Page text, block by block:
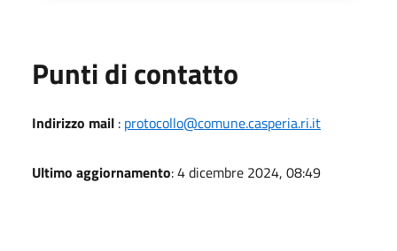
Punti di contatto
Indirizzo mail : protocollo@comune.casperia.ri.it
Ultimo aggiornamento: 4 dicembre 2024, 08:49